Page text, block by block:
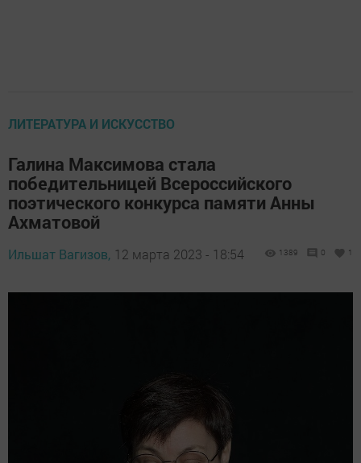
ЛИТЕРАТУРА И ИСКУССТВО
Галина Максимова стала
победительницей Всероссийского
поэтического конкурса памяти Анны
Ахматовой
Ильшат Вагизов, 12 марта 2023 - 18:54 1389 0 1